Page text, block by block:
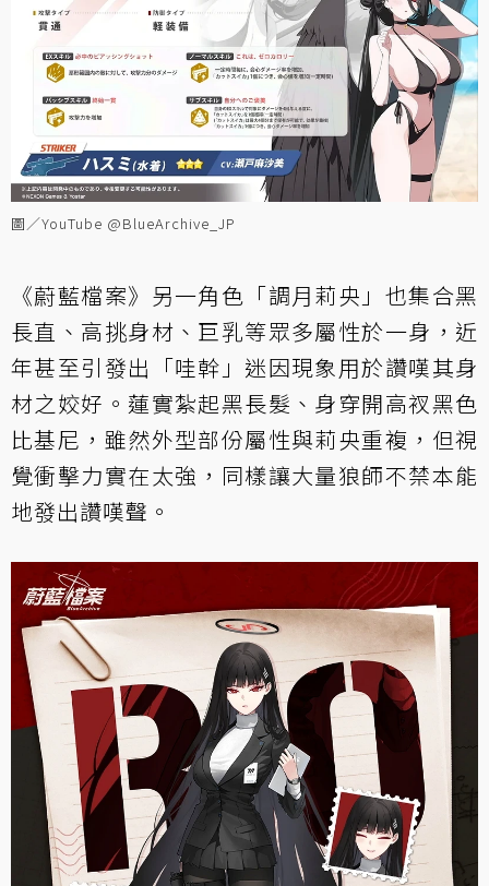
圖／YouTube @BlueArchive_JP
《蔚藍檔案》另一角色「調月莉央」也集合黑
長直、高挑身材、巨乳等眾多屬性於一身，近
年甚至引發出「哇幹」迷因現象用於讚嘆其身
材之姣好。蓮實紮起黑長髮、身穿開高衩黑色
比基尼，雖然外型部份屬性與莉央重複，但視
覺衝擊力實在太強，同樣讓大量狼師不禁本能
地發出讚嘆聲。